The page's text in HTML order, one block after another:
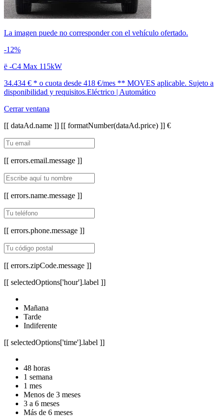
La imagen puede no corresponder con el vehículo ofertado.
-12%
ë -C4 Max 115kW
34.434 € * o cuota desde 418 €/mes ** MOVES aplicable. Sujeto a
disponibilidad y requisitos.Eléctrico | Automático
Cerrar ventana
[[ dataAd.name ]] [[ formatNumber(dataAd.price) ]] €
[[ errors.email.message ]]
[[ errors.name.message ]]
[[ errors.phone.message ]]
[[ errors.zipCode.message ]]
[[ selectedOptions['hour'].label ]]
Mañana
Tarde
Indiferente
[[ selectedOptions['time'].label ]]
48 horas
1 semana
1 mes
Menos de 3 meses
3 a 6 meses
Más de 6 meses